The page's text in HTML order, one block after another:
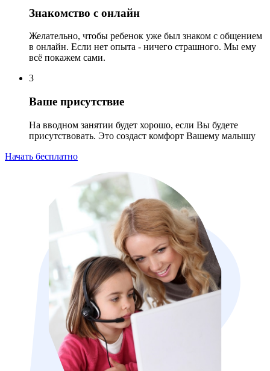
Знакомство с онлайн
Желательно, чтобы ребенок уже был знаком с общением
в онлайн. Если нет опыта - ничего страшного. Мы ему
всё покажем сами.
3
Ваше присутствие
На вводном занятии будет хорошо, если Вы будете
присутствовать. Это создаст комфорт Вашему малышу
Начать бесплатно